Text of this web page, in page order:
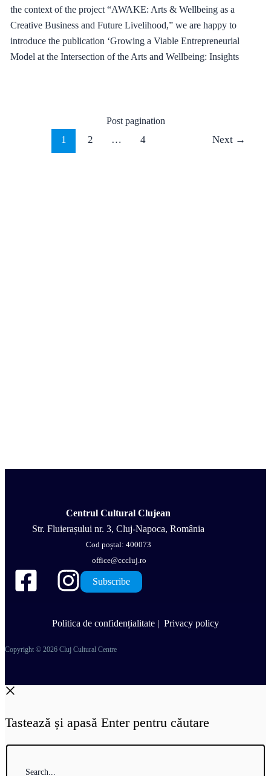
the context of the project “AWAKE: Arts & Wellbeing as a
Creative Business and Future Livelihood,” we are happy to
introduce the publication ‘Growing a Viable Entrepreneurial
Model at the Intersection of the Arts and Wellbeing: Insights
Post pagination
1 2 … 4 Next →
Centrul Cultural Clujean
Str. Fluierașului nr. 3, Cluj-Napoca, România
Cod poștal: 400073
office@cccluj.ro
Subscribe
Politica de confidențialitate | Privacy policy
Copyright © 2026 Cluj Cultural Centre
Tastează și apasă Enter pentru căutare
Search...